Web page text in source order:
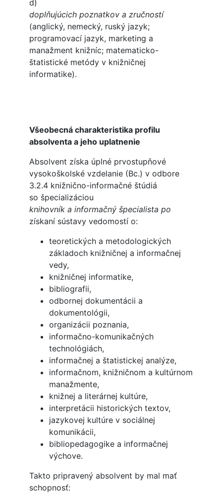
d)
doplňujúcich poznatkov a zručností
(anglický, nemecký, ruský jazyk;
programovací jazyk, marketing a
manažment knižníc; matematicko-
štatistické metódy v knižničnej
informatike).
Všeobecná charakteristika profilu
absolventa a jeho uplatnenie
Absolvent získa úplné prvostupňové
vysokoškolské vzdelanie (Bc.) v odbore
3.2.4 knižnično-informačné štúdiá
so špecializáciou
knihovník a informačný špecialista po
získaní sústavy vedomostí o:
teoretických a metodologických
základoch knižničnej a informačnej
vedy,
knižničnej informatike,
bibliografii,
odbornej dokumentácii a
dokumentológii,
organizácii poznania,
informačno-komunikačných
technológiách,
informačnej a štatistickej analýze,
informačnom, knižničnom a kultúrnom
manažmente,
knižnej a literárnej kultúre,
interpretácii historických textov,
jazykovej kultúre v sociálnej
komunikácii,
bibliopedagogike a informačnej
výchove.
Takto pripravený absolvent by mal mať
schopnosť: